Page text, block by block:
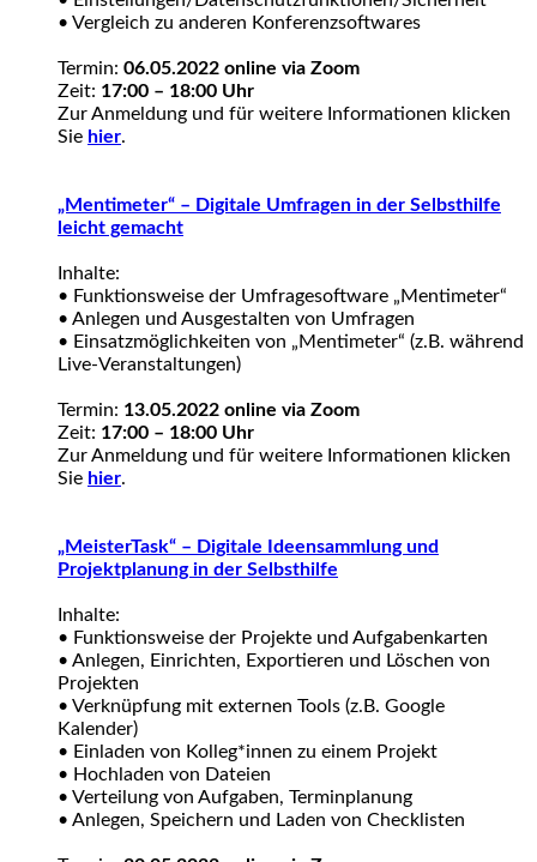
• Vergleich zu anderen Konferenzsoftwares
Termin: 06.05.2022 online via Zoom
Zeit: 17:00 – 18:00 Uhr
Zur Anmeldung und für weitere Informationen klicken
Sie hier.
„Mentimeter“ – Digitale Umfragen in der Selbsthilfe
leicht gemacht
Inhalte:
• Funktionsweise der Umfragesoftware „Mentimeter“
• Anlegen und Ausgestalten von Umfragen
• Einsatzmöglichkeiten von „Mentimeter“ (z.B. während
Live-Veranstaltungen)
Termin: 13.05.2022 online via Zoom
Zeit: 17:00 – 18:00 Uhr
Zur Anmeldung und für weitere Informationen klicken
Sie hier.
„MeisterTask“ – Digitale Ideensammlung und
Projektplanung in der Selbsthilfe
Inhalte:
• Funktionsweise der Projekte und Aufgabenkarten
• Anlegen, Einrichten, Exportieren und Löschen von
Projekten
• Verknüpfung mit externen Tools (z.B. Google
Kalender)
• Einladen von Kolleg*innen zu einem Projekt
• Hochladen von Dateien
• Verteilung von Aufgaben, Terminplanung
• Anlegen, Speichern und Laden von Checklisten